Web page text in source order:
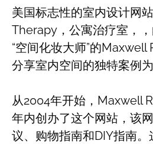
美国标志性的室内设计网
Therapy，公寓治疗室，
“空间化妆大师”的Maxwell
分享室内空间的独特案例为
从2004年开始，Maxwell
年内创办了这个网站，该
议、购物指南和DIY指南